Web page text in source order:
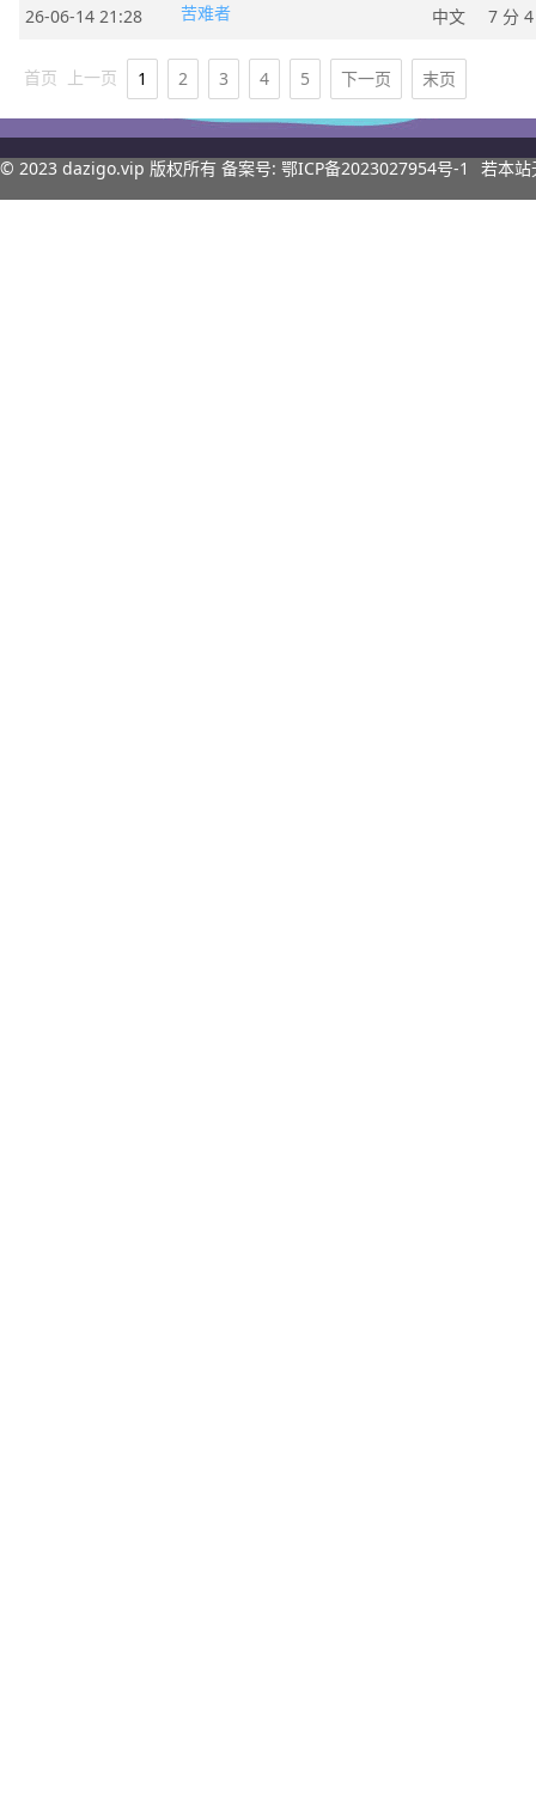
26-06-14 21:28
苦难者 中文 7 分
首页 上一页 1 2 3 4 5 下一页 末页
© 2023 dazigo.vip 版权所有 备案号: 鄂ICP备2023027954号-1 若本